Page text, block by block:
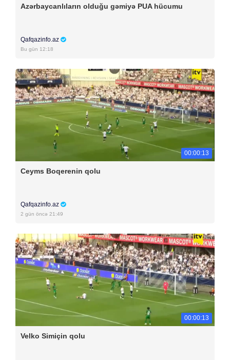
Azərbaycanlıların olduğu gəmiyə PUA hücumu
Qafqazinfo.az
Bu gün 12:18
00:00:13
Ceyms Boqerenin qolu
Qafqazinfo.az
2 gün öncə 21:49
00:00:13
Velko Simiçin qolu